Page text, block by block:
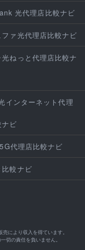
光代理店比較ナビ
ファ光代理店比較ナビ
光ねっと代理店比較ナ
インターネット代理
ナビ
代理店比較ナビ
比較ナビ
により収入を得ています。
切の責任を負いません。